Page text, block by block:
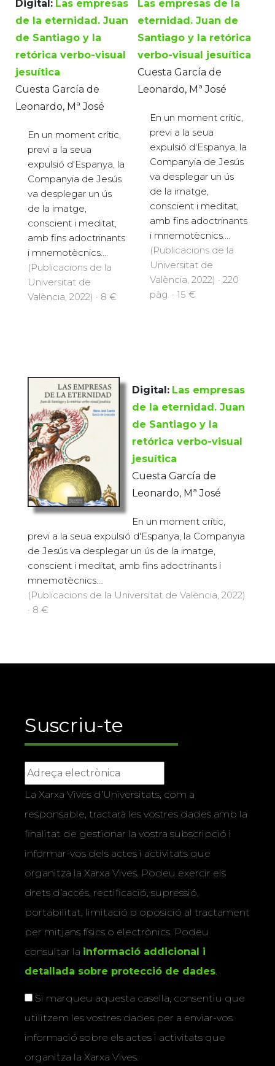
Digital: Las empresas
de la eternidad. Juan
de Santiago y la
retórica verbo-visual
jesuítica
Cuesta García de
Leonardo, Mª José
En un moment crític,
previ a la seua
expulsió d'Espanya, la
Companyia de Jesús
va desplegar un ús
de la imatge,
conscient i meditat,
amb fins adoctrinants
i mnemotècnics....
(Publicacions de la
Universitat de
València, 2022) · 8 €
Las empresas de la
eternidad. Juan de
Santiago y la retórica
verbo-visual jesuítica
Cuesta García de
Leonardo, Mª José
En un moment crític,
previ a la seua
expulsió d'Espanya, la
Companyia de Jesús
va desplegar un ús
de la imatge,
conscient i meditat,
amb fins adoctrinants
i mnemotècnics....
(Publicacions de la
Universitat de
València, 2022) · 220
pàg. · 15 €
Digital: Las empresas
de la eternidad. Juan
de Santiago y la
retórica verbo-visual
jesuítica
Cuesta García de
Leonardo, Mª José
En un moment crític,
previ a la seua expulsió d'Espanya, la Companyia
de Jesús va desplegar un ús de la imatge,
conscient i meditat, amb fins adoctrinants i
mnemotècnics....
(Publicacions de la Universitat de València, 2022)
· 8 €
Suscriu-te
La Xarxa Vives d’Universitats, com a
responsable, tractarà les vostres dades amb la
finalitat de gestionar la vostra subscripció i
informar-vos dels actes i activitats que
organitza la Xarxa Vives. Podeu exercir els
drets d’accés, rectificació, supressió,
portabilitat, limitació o oposició al tractament
per mitjans físics o electrònics. Podeu
consultar la informació addicional i
detallada sobre protecció de dades.
Si marqueu aquesta casella, consentiu que
utilitzem les vostres dades per a enviar-vos
informació sobre els actes i activitats que
organitza la Xarxa Vives.